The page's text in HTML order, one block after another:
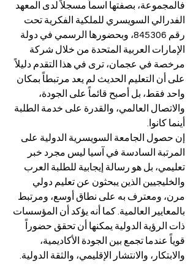
فالمجموعة، بصفتها اسماً مسجلاً لدى المعهد
الفدرالي السويسري للملكية الفكرية تحت
رقم 845306، وبحضورها الرسمي في دولة
الإمارات العربية المتحدة من خلال شركة
مرخصة في عجمان، ترى في هذا التقدم دليلاً
على أن التعليم الحديث لم يعد مرتبطاً بمكان
واحد فقط، بل أصبح قائماً على الجودة،
والاتصال العالمي، والقدرة على خدمة الطلبة
أينما كانوا.
إن حصول الجامعة السويسرية الدولية على
المرتبة السادسة في آسيا ليس مجرد خبر
تعليمي، بل هو رسالة إيجابية للطلبة العرب
والخليجيين الذين يبحثون عن تعليم دولي
مرن، ومعترف به على نطاق أوسع، ومرتبط
بالمعايير العالمية. كما أنه يؤكد أن المؤسسات
ذات الرؤية الدولية يمكنها أن تحقق حضوراً
قوياً عندما تجمع بين الجودة الأكاديمية،
والابتكار، والانتشار الإقليمي، والثقة الدولية.